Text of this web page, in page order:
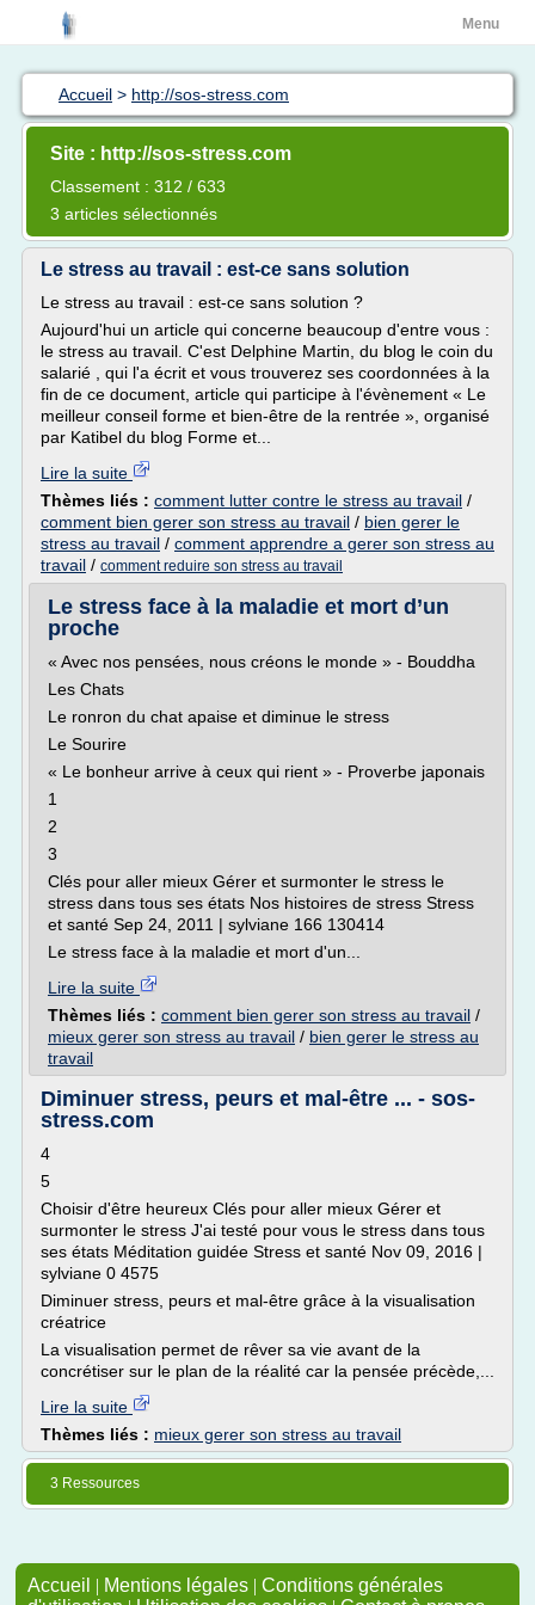
Menu
Accueil > http://sos-stress.com
Site : http://sos-stress.com
Classement : 312 / 633
3 articles sélectionnés
Le stress au travail : est-ce sans solution
Le stress au travail : est-ce sans solution ?
Aujourd'hui un article qui concerne beaucoup d'entre vous :
le stress au travail. C'est Delphine Martin, du blog le coin du
salarié , qui l'a écrit et vous trouverez ses coordonnées à la
fin de ce document, article qui participe à l'évènement « Le
meilleur conseil forme et bien-être de la rentrée », organisé
par Katibel du blog Forme et...
Lire la suite
Thèmes liés : comment lutter contre le stress au travail /
comment bien gerer son stress au travail / bien gerer le
stress au travail / comment apprendre a gerer son stress au
travail / comment reduire son stress au travail
Le stress face à la maladie et mort d’un
proche
« Avec nos pensées, nous créons le monde » - Bouddha
Les Chats
Le ronron du chat apaise et diminue le stress
Le Sourire
« Le bonheur arrive à ceux qui rient » - Proverbe japonais
1
2
3
Clés pour aller mieux Gérer et surmonter le stress le
stress dans tous ses états Nos histoires de stress Stress
et santé Sep 24, 2011 | sylviane 166 130414
Le stress face à la maladie et mort d'un...
Lire la suite
Thèmes liés : comment bien gerer son stress au travail /
mieux gerer son stress au travail / bien gerer le stress au
travail
Diminuer stress, peurs et mal-être ... - sos-
stress.com
4
5
Choisir d'être heureux Clés pour aller mieux Gérer et
surmonter le stress J'ai testé pour vous le stress dans tous
ses états Méditation guidée Stress et santé Nov 09, 2016 |
sylviane 0 4575
Diminuer stress, peurs et mal-être grâce à la visualisation
créatrice
La visualisation permet de rêver sa vie avant de la
concrétiser sur le plan de la réalité car la pensée précède,...
Lire la suite
Thèmes liés : mieux gerer son stress au travail
3 Ressources
Accueil | Mentions légales | Conditions générales